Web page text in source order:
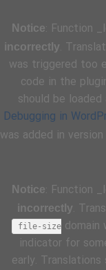
Notice: Function
incorrectly.
was triggered too
code in the
should be
Debugging in
was added in version
Notice: Function
incorrectly.
file-size domain
indicator for
early.